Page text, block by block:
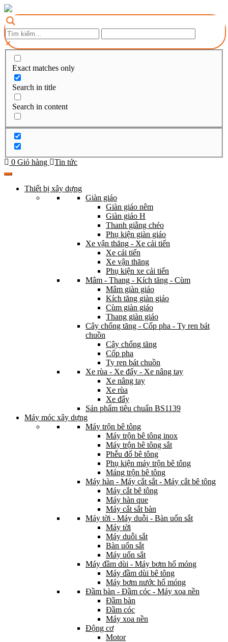
Exact matches only
Search in title
Search in content
0 Giỏ hàng Tin tức
Thiết bị xây dựng
Giàn giáo
Giàn giáo nêm
Giàn giáo H
Thanh giằng chéo
Phụ kiện giàn giáo
Xe vận thăng - Xe cải tiến
Xe cải tiến
Xe vận thăng
Phụ kiện xe cải tiến
Mâm - Thang - Kích tăng - Cùm
Mâm giàn giáo
Kích tăng giàn giáo
Cùm giàn giáo
Thang giàn giáo
Cây chống tăng - Cốp pha - Ty ren bát
chuồn
Cây chống tăng
Cốp pha
Ty ren bát chuồn
Xe rùa - Xe đẩy - Xe nâng tay
Xe nâng tay
Xe rùa
Xe đẩy
Sản phẩm tiêu chuẩn BS1139
Máy móc xây dựng
Máy trộn bê tông
Máy trộn bê tông inox
Máy trộn bê tông sắt
Phễu đổ bê tông
Phụ kiện máy trộn bê tông
Máng trộn bê tông
Máy hàn - Máy cắt sắt - Máy cắt bê tông
Máy cắt bê tông
Máy hàn que
Máy cắt sắt bàn
Máy tời - Máy duỗi - Bàn uốn sắt
Máy tời
Máy duỗi sắt
Bàn uốn sắt
Máy uốn sắt
Máy đầm dùi - Máy bơm hố móng
Máy đầm dùi bê tông
Máy bơm nước hố móng
Đầm bàn - Đầm cóc - Máy xoa nền
Đầm bàn
Đầm cóc
Máy xoa nền
Động cơ
Motor